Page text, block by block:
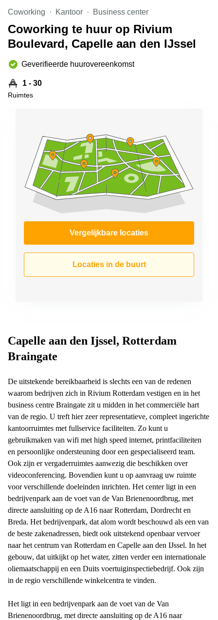
in Arnhem
Coworking
Hilversum
Coworking
space
Zwolle
Kantoor
Hengelo
Bedrijfsruimte
Huren in
Nijmegen
Coworking Kantoor Business center
Coworking te huur op Rivium
Boulevard, Capelle aan den IJssel
Geverifieerde huurovereenkomst
1 - 30
Ruimtes
Vergelijkbare locaties
Locaties in de buurt
Capelle aan den Ijssel, Rotterdam
Braingate
De uitstekende bereikbaarheid is slechts een van de redenen
waarom bedrijven zich in Rivium Rotterdam vestigen en in het
business centre Braingate zit u midden in het commerciële hart
van de regio. U treft hier zeer representatieve, compleet ingerichte
kantoorruimtes met fullservice faciliteiten. Zo kunt u
gebruikmaken van wifi met high speed internet, printfaciliteiten
en persoonlijke ondersteuning door een gespecialiseerd team.
Ook zijn er vergaderruimtes aanwezig die beschikken over
videoconferencing. Bovendien kunt u op aanvraag uw ruimte
voor verschillende doeleinden inrichten. Het center ligt in een
bedrijvenpark aan de voet van de Van Brienenoordbrug, met
directe aansluiting op de A16 naar Rotterdam, Dordrecht en
Breda. Het bedrijvenpark, dat alom wordt beschouwd als een van
de beste zakenadressen, biedt ook uitstekend openbaar vervoer
naar het centrum van Rotterdam en Capelle aan den IJssel. In het
gebouw, dat uitkijkt op het water, zitten verder een internationale
oliemaatschappij en een Duits voertuiginspectiebedrijf. Ook zijn
in de regio verschillende winkelcentra te vinden.
Het ligt in een bedrijvenpark aan de voet van de Van
Brienenoordbrug, met directe aansluiting op de A16 naar